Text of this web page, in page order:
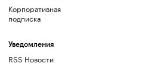
Корпоративная
подписка
Уведомления
RSS Новости